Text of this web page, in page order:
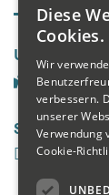
Unsere Seiten
Social Media
Diese
Cookies.
Wir
verbessern.
unserer
Verwendung
Cookie-